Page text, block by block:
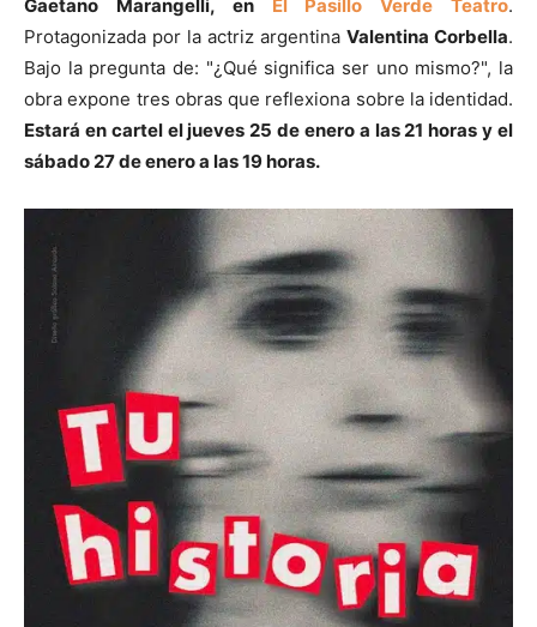
Gaetano Marangelli, en El Pasillo Verde Teatro.
Protagonizada por la actriz argentina Valentina Corbella.
Bajo la pregunta de: "¿Qué significa ser uno mismo?", la
obra expone tres obras que reflexiona sobre la identidad.
Estará en cartel el jueves 25 de enero a las 21 horas y el
sábado 27 de enero a las 19 horas.